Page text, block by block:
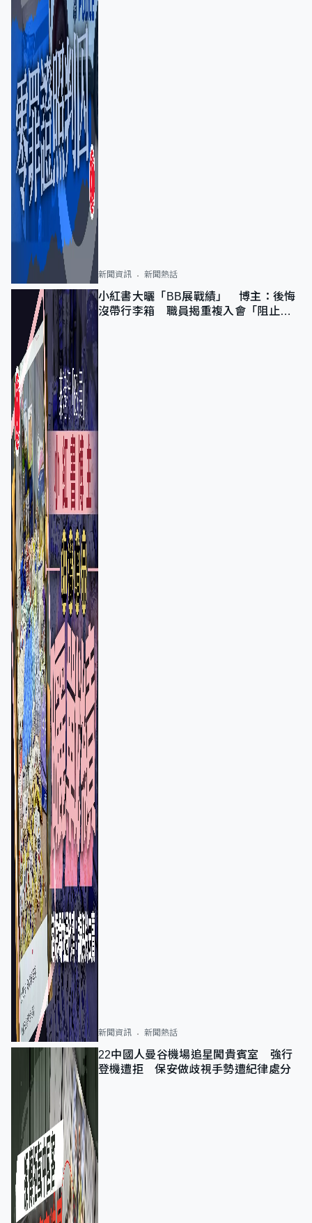
新聞資訊 新聞熱話
小紅書大曬「BB展戰績」 博主：後悔
沒帶行李箱 職員揭重複入會「阻止唔
新聞資訊 新聞熱話
22中國人曼谷機場追星闖貴賓室 強行
登機遭拒 保安做歧視手勢遭紀律處分